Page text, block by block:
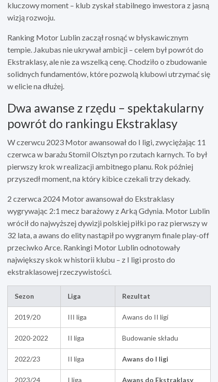
kluczowy moment – klub zyskał stabilnego inwestora z jasną
wizją rozwoju.
Ranking Motor Lublin zaczął rosnąć w błyskawicznym
tempie. Jakubas nie ukrywał ambicji – celem był powrót do
Ekstraklasy, ale nie za wszelką cenę. Chodziło o zbudowanie
solidnych fundamentów, które pozwolą klubowi utrzymać się
w elicie na dłużej.
Dwa awanse z rzędu – spektakularny
powrót do rankingu Ekstraklasy
W czerwcu 2023 Motor awansował do I ligi, zwyciężając 11
czerwca w barażu Stomil Olsztyn po rzutach karnych. To był
pierwszy krok w realizacji ambitnego planu. Rok później
przyszedł moment, na który kibice czekali trzy dekady.
2 czerwca 2024 Motor awansował do Ekstraklasy
wygrywając 2:1 mecz barażowy z Arką Gdynia. Motor Lublin
wrócił do najwyższej dywizji polskiej piłki po raz pierwszy w
32 lata, a awans do elity nastąpił po wygranym finale play-off
przeciwko Arce. Rankingi Motor Lublin odnotowały
największy skok w historii klubu – z I ligi prosto do
ekstraklasowej rzeczywistości.
Sezon Liga Rezultat
2019/20 III liga Awans do II ligi
2020-2022 II liga Budowanie składu
2022/23 II liga Awans do I ligi
2023/24 I liga Awans do Ekstraklasy